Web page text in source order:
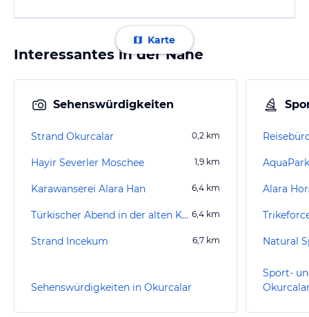
Karte
Interessantes in der Nähe
Sehenswürdigkeiten
Strand Okurcalar 0,2 km
Hayir Severler Moschee 1,9 km
Karawanserei Alara Han 6,4 km
Türkischer Abend in der alten Karwanserei 6,4 km
Strand Incekum 6,7 km
Sehenswürdigkeiten in Okurcalar
Alara
Natural
Sport-